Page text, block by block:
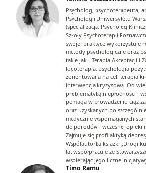
Psycholog, psychoterapeuta,
Psychologii Uniwersytetu
(specjalizacja: Psycholog
Szkoły Psychoterapii
swojej praktyce wykorzystuje
metody psychologiczne oraz
takie jak - Terapia Akceptacji i
logoterapia, psychologia
zorientowana na cel, terapia
interwencja kryzysowa. Od
problematyką niepłodności i
pomaga w prowadzeniu ciąż
oraz uzyskanych po
medycznie wspomaganych
do porodów i wczesnej opieki
Zajmuje się profilaktyką
Współautorka książki „Drogi
lat współpracuje ze
wspierając jego liczne
Timo Ramu